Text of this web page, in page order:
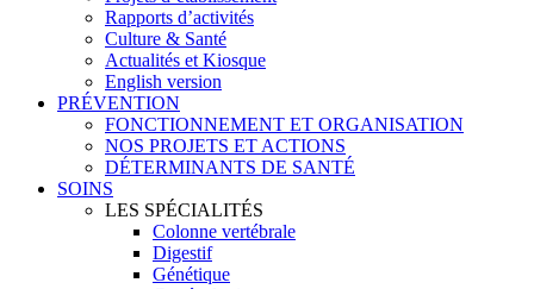
Rapports d’activités
Culture & Santé
Actualités et Kiosque
English version
PRÉVENTION
FONCTIONNEMENT ET ORGANISATION
NOS PROJETS ET ACTIONS
DÉTERMINANTS DE SANTÉ
SOINS
LES SPÉCIALITÉS
Colonne vertébrale
Digestif
Génétique